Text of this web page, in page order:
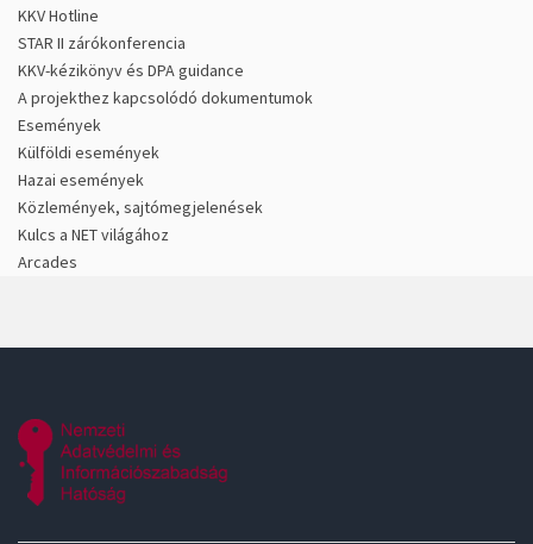
KKV Hotline
STAR II zárókonferencia
KKV-kézikönyv és DPA guidance
A projekthez kapcsolódó dokumentumok
Események
Külföldi események
Hazai események
Közlemények, sajtómegjelenések
Kulcs a NET világához
Arcades